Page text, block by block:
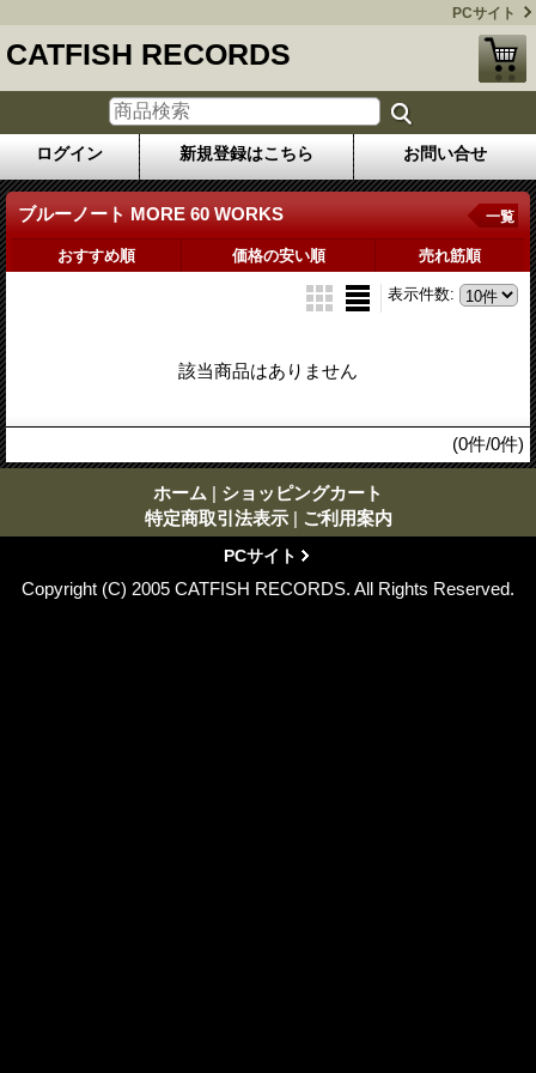
PCサイト
CATFISH RECORDS
ログイン 新規登録はこちら お問い合せ
ブルーノート MORE 60 WORKS 一覧
おすすめ順 価格の安い順 売れ筋順
表示件数:
該当商品はありません
(0件/0件)
ホーム | ショッピングカート
特定商取引法表示 | ご利用案内
PCサイト
Copyright (C) 2005 CATFISH RECORDS. All Rights Reserved.